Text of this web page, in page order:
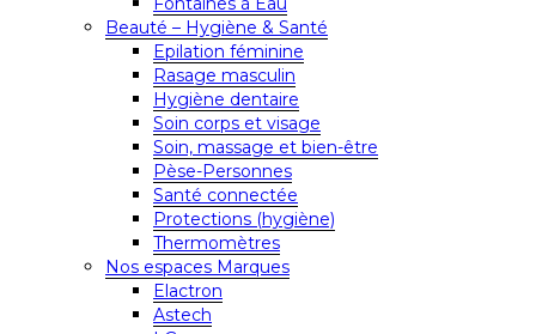
Beauté – Hygiène & Santé
Epilation féminine
Rasage masculin
Hygiène dentaire
Soin corps et visage
Soin, massage et bien-être
Pèse-Personnes
Santé connectée
Protections (hygiène)
Thermomètres
Nos espaces Marques
Elactron
Astech